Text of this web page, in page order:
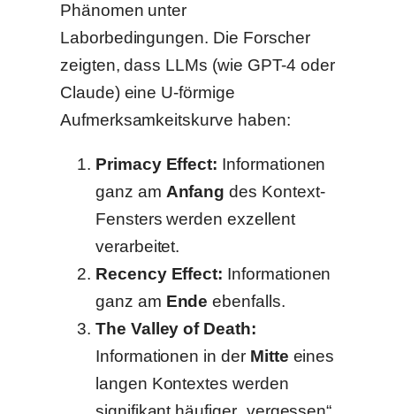
Phänomen unter
Laborbedingungen. Die Forscher
zeigten, dass LLMs (wie GPT-4 oder
Claude) eine U-förmige
Aufmerksamkeitskurve haben:
Primacy Effect: Informationen
ganz am Anfang des Kontext-
Fensters werden exzellent
verarbeitet.
Recency Effect: Informationen
ganz am Ende ebenfalls.
The Valley of Death:
Informationen in der Mitte eines
langen Kontextes werden